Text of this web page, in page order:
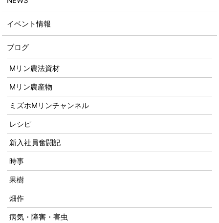
イベント情報
ブログ
Mリン農法資材
Mリン農産物
ミズホMリンチャンネル
レシピ
新入社員奮闘記
時事
果樹
畑作
病気・障害・害虫